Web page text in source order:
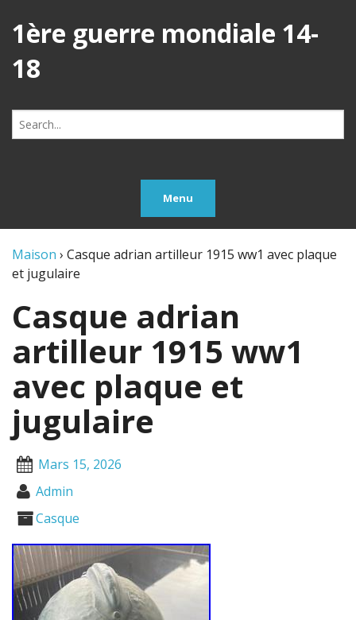
1ère guerre mondiale 14-
18
Search
for:
Menu
Maison › Casque adrian artilleur 1915 ww1 avec plaque
et jugulaire
Casque adrian
artilleur 1915 ww1
avec plaque et
jugulaire
Mars 15, 2026
Admin
Casque